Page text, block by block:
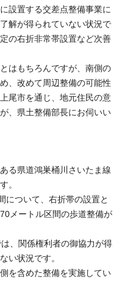
設置する交差点整備事業に
解が得られていない状況で
の右折非常帯設置など次善
はもちろんですが、南側の
、改めて周辺整備の可能性
尾市を通じ、地元住民の意
、県土整備部長にお伺いい
る県道鴻巣桶川さいたま線
。
について、右折帯の設置と
メートル区間の歩道整備が
、関係権利者の御協力が得
い状況です。
を含めた整備を実施してい